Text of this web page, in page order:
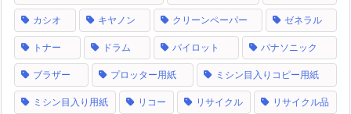
カシオ キヤノン クリーンペーパー ゼネラル
トナー ドラム パイロット パナソニック
ブラザー プロッター用紙 ミシン目入りコピー用紙
ミシン目入り用紙 リコー リサイクル リサイクル品